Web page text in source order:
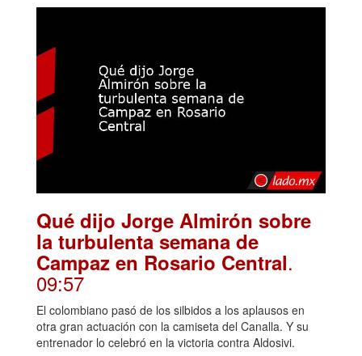
Qué dijo Jorge Almirón sobre
la turbulenta semana de
Campaz en Rosario Central.
09:57
El colombiano pasó de los silbidos a los aplausos en
otra gran actuación con la camiseta del Canalla. Y su
entrenador lo celebró en la victoria contra Aldosivi.